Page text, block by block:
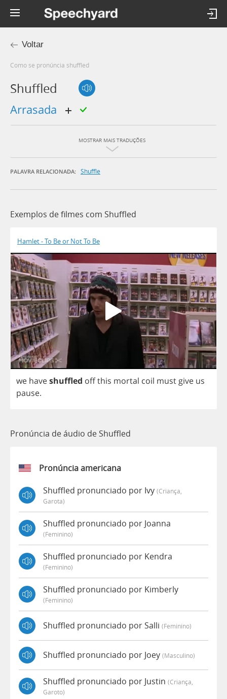
Voltar
Como se pronúncia shuffled
Shuffled
arrasada
MOSTRAR MAIS TRADUÇÕES
PALAVRA RELACIONADA: Shuffle
Exemplos de filmes com Shuffled
Hamlet - To Be or Not To Be
we haveshuffled offthis mortal coil must give us
pause.
Pronúncia de áudio de Shuffled
Pronúncia americana
Shuffled pronunciado por Ivy (criança,
Garota)
Shuffled pronunciado por Joanna
(feminino)
Shuffled pronunciado por Kendra
(feminino)
Shuffled pronunciado por Kimberly
(feminino)
Shuffled pronunciado por Salli (feminino)
Shuffled pronunciado por Joey (masculino)
Shuffled pronunciado por Justin (criança,
Garoto)